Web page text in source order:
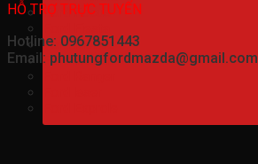
Ford Focus
Ford Modeo
Ford Transit
HỖ TRỢ TRỰC TUYẾN
Hotline: 0967851443
Email: phutungfordmazda@gmail.com